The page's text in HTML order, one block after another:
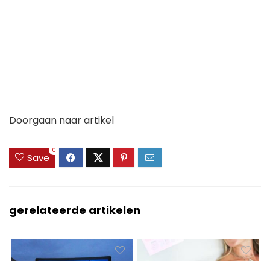
Doorgaan naar artikel
Save
0
gerelateerde artikelen